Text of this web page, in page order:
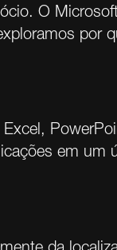
O
por
em um